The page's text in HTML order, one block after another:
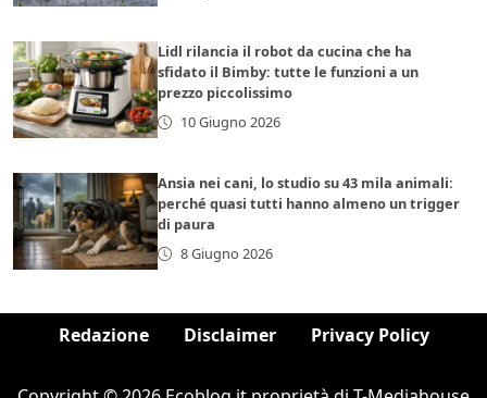
Lidl rilancia il robot da cucina che ha
sfidato il Bimby: tutte le funzioni a un
prezzo piccolissimo
10 Giugno 2026
Ansia nei cani, lo studio su 43 mila animali:
perché quasi tutti hanno almeno un trigger
di paura
8 Giugno 2026
Redazione Disclaimer Privacy Policy